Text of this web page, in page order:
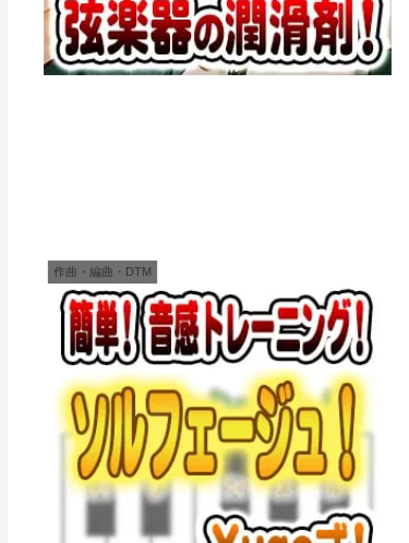
作曲・編曲・DTM